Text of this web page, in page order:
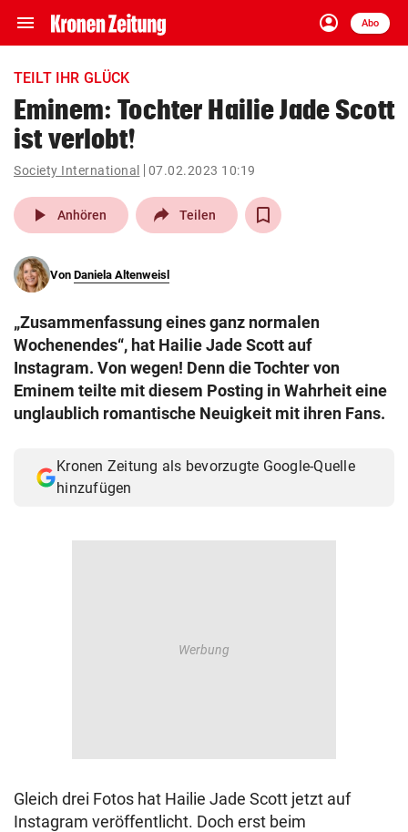
menu Navigation
ein-/ausklappen
account_circle
Anmelden
Abo
close Schließen
account_circle Anmelden
pin_drop
Wien arrow_right
search
eingeben
© Krone Multimedia GmbH & Co KG 2026
TEILT IHR GLÜCK
Eminem: Tochter Hailie Jade Scott
ist verlobt!
Society International 07.02.2023 10:19
play_arrow Anhören Teilen
Von Daniela Altenweisl
„Zusammenfassung eines ganz normalen
Wochenendes“, hat Hailie Jade Scott auf
Instagram. Von wegen! Denn die Tochter von
Eminem teilte mit diesem Posting in Wahrheit eine
unglaublich romantische Neuigkeit mit ihren Fans.
Kronen Zeitung als bevorzugte Google-Quelle
hinzufügen
Gleich drei Fotos hat Hailie Jade Scott jetzt auf
Instagram veröffentlicht. Doch erst beim